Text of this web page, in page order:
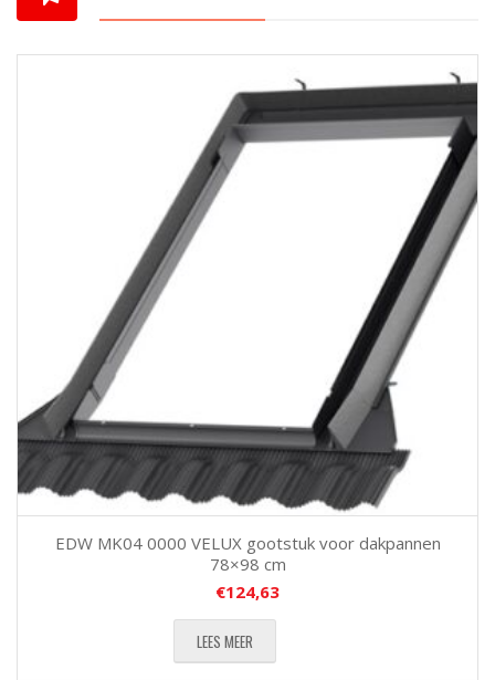
EDW MK04 0000 VELUX gootstuk voor dakpannen
78×98 cm
€124,63
LEES MEER